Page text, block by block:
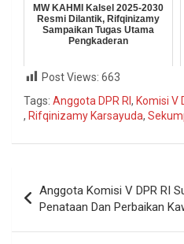
MW KAHMI Kalsel 2025-2030
Resmi Dilantik, Rifqinizamy
Sampaikan Tugas Utama
Pengkaderan
Post Views: 663
Tags: Anggota DPR RI , Komisi V
, Rifqinizamy Karsayuda,
Anggota Komisi V DPR RI
Penataan Dan Perbaikan